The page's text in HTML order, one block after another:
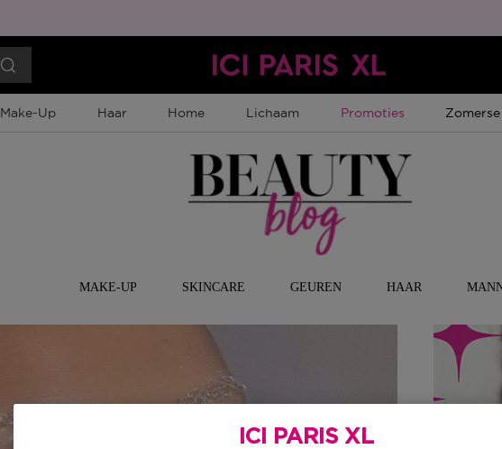
Make-Up Haar Home Lichaam Tijdelijke Promotie
Promoties
MAKE-UP SKINCARE GEUREN HAAR
ICI PARIS XL